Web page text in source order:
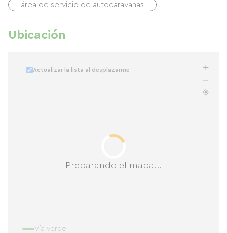
área de servicio de autocaravanas
Ubicación
Preparando el mapa...
Actualizar la lista al desplazarme
Vía verde